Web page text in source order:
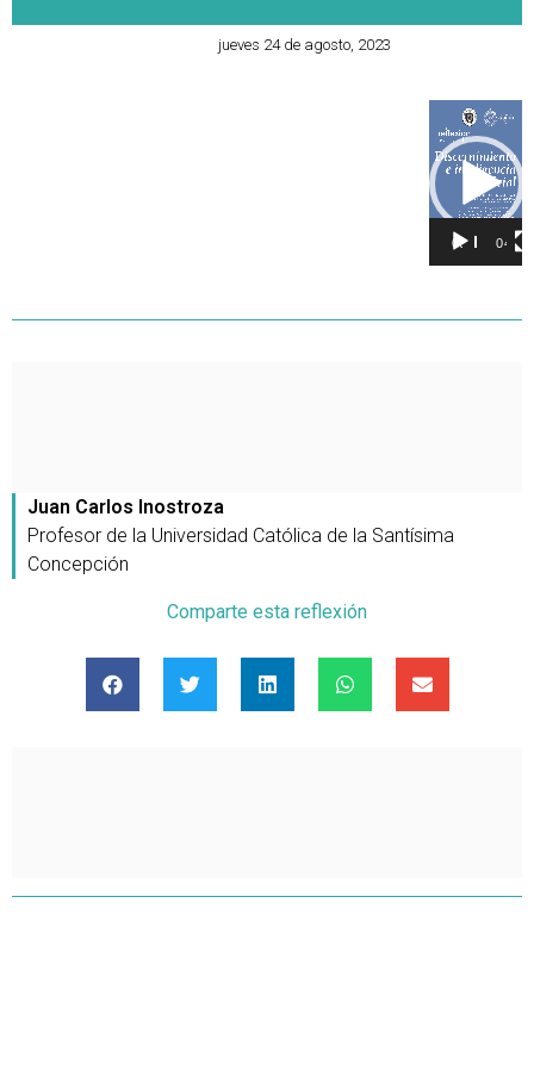
jueves 24 de agosto, 2023
de
vídeo
00:00 04:24
Juan Carlos Inostroza
Profesor de la Universidad Católica de la Santísima
Concepción
Comparte esta reflexión